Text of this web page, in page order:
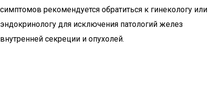
симптомов рекомендуется обратиться к гинекологу или
эндокринологу для исключения патологий желез
внутренней секреции и опухолей.